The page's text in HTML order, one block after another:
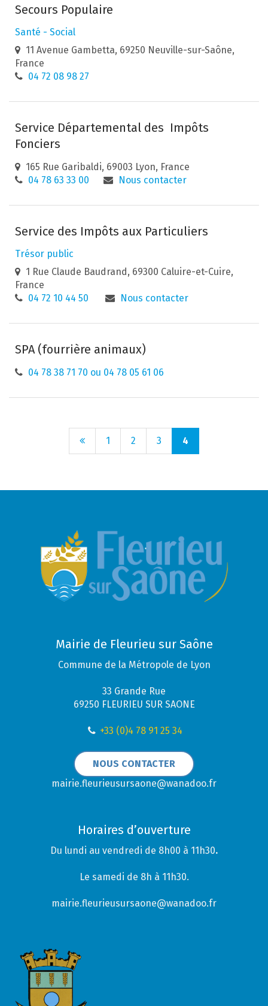
Secours Populaire
Santé - Social
11 Avenue Gambetta, 69250 Neuville-sur-Saône,
France
04 72 08 98 27
Service Départemental des Impôts
Fonciers
165 Rue Garibaldi, 69003 Lyon, France
04 78 63 33 00
Nous contacter
Service des Impôts aux Particuliers
Trésor public
1 Rue Claude Baudrand, 69300 Caluire-et-Cuire,
France
04 72 10 44 50
Nous contacter
SPA (fourrière animaux)
04 78 38 71 70 ou 04 78 05 61 06
Page
précédente
1 2 3 4
Mairie de Fleurieu sur Saône
Commune de la Métropole de Lyon
33 Grande Rue
69250 FLEURIEU SUR SAONE
+33 (0)4 78 91 25 34
NOUS CONTACTER
mairie.fleurieusursaone@wanadoo.fr
Horaires d’ouverture
Du lundi au vendredi de 8h00 à 11h30.
Le samedi de 8h à 11h30.
mairie.fleurieusursaone@wanadoo.fr